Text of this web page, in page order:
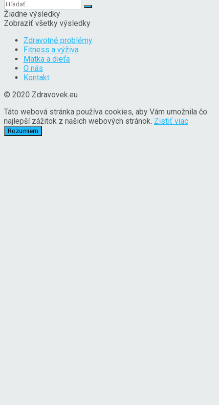
Žiadne výsledky
Zobraziť všetky výsledky
Zdravotné problémy
Fitness a výživa
Matka a dieťa
O nás
Kontakt
© 2020 Zdravovek.eu
Táto webová stránka používa cookies, aby Vám umožnila čo
najlepší zážitok z našich webových stránok. Zistiť viac
Rozumiem